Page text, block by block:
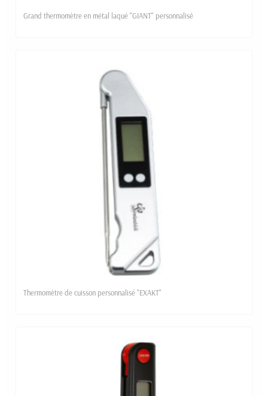
Grand thermomètre en métal laqué "GIANT" personnalisé
Thermomètre de cuisson personnalisé "EXAKT"